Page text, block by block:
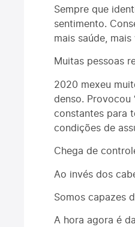
Sempre que
sentimento.
mais saúde,
Muitas pessoas
2020 mexeu
denso. Provocou
constantes para
condições de
Chega de
Ao invés dos
Somos capazes
A hora agora é